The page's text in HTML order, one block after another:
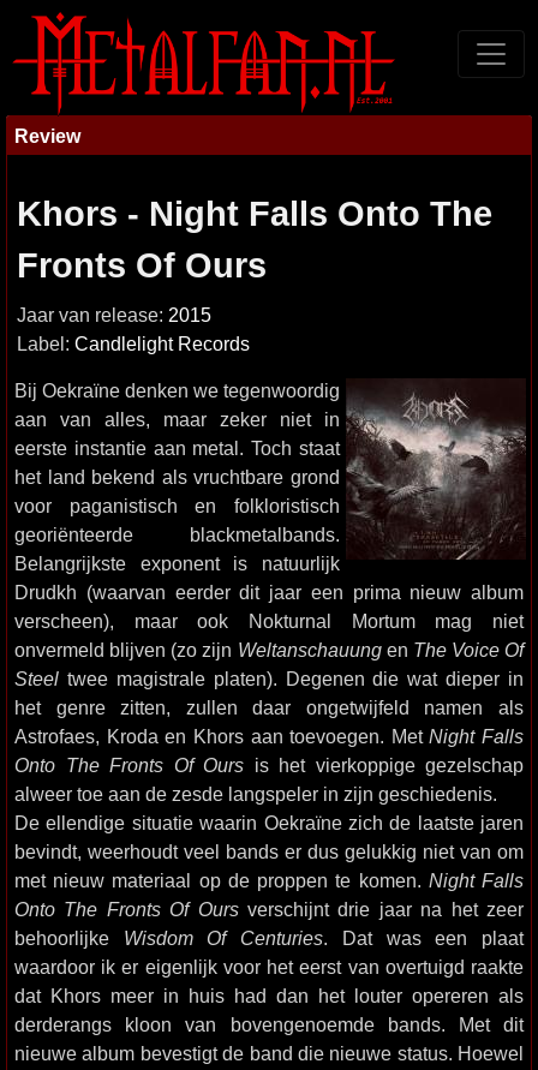
Review
Khors - Night Falls Onto The
Fronts Of Ours
Jaar van release: 2015
Label: Candlelight Records
Bij Oekraïne denken we tegenwoordig
aan van alles, maar zeker niet in
eerste instantie aan metal. Toch staat
het land bekend als vruchtbare grond
voor paganistisch en folkloristisch
georiënteerde blackmetalbands.
Belangrijkste exponent is natuurlijk
Drudkh (waarvan eerder dit jaar een prima nieuw album
verscheen), maar ook Nokturnal Mortum mag niet
onvermeld blijven (zo zijn Weltanschauungen The Voice Of
Steel twee magistrale platen). Degenen die wat dieper in
het genre zitten, zullen daar ongetwijfeld namen als
Astrofaes, Kroda en Khors aan toevoegen. MetNight Falls
Onto The Fronts Of Ours is het vierkoppige gezelschap
alweer toe aan de zesde langspeler in zijn geschiedenis.
De ellendige situatie waarin Oekraïne zich de laatste jaren
bevindt, weerhoudt veel bands er dus gelukkig niet van om
met nieuw materiaal op de proppen te komen. Night Falls
Onto The Fronts Of Oursverschijnt drie jaar na het zeer
behoorlijke Wisdom Of Centuries. Dat was een plaat
waardoor ik er eigenlijk voor het eerst van overtuigd raakte
dat Khors meer in huis had dan het louter opereren als
derderangs kloon van bovengenoemde bands. Met dit
nieuwe album bevestigt de band die nieuwe status. Hoewel